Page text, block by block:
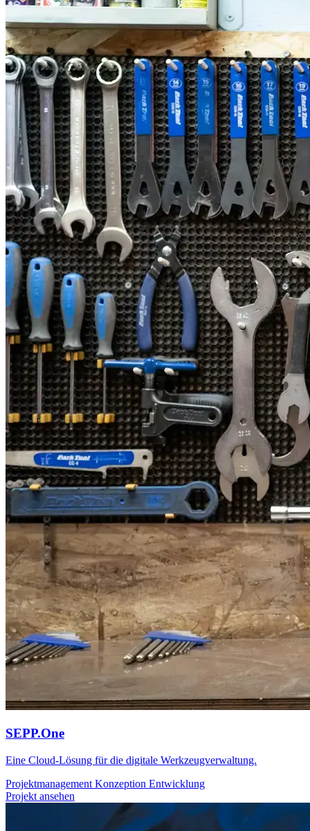
SEPP.One
Eine Cloud-Lösung für die digitale Werkzeugverwaltung.
Projektmanagement Konzeption Entwicklung
Projekt ansehen